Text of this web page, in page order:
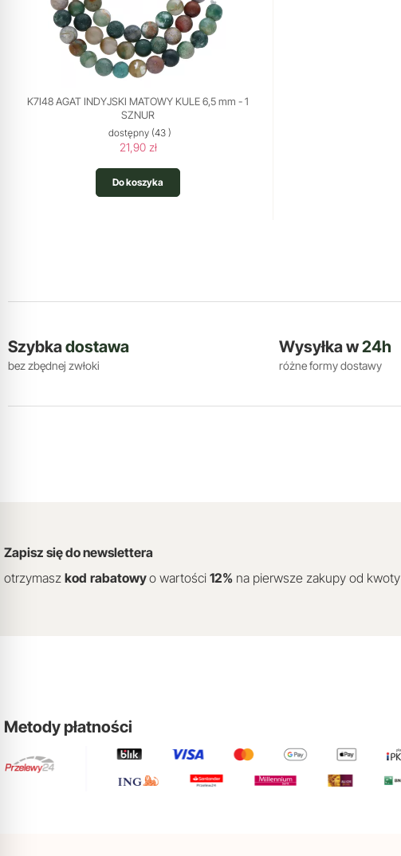
K7I48 AGAT INDYJSKI MATOWY KULE 6,5 mm - 1
SZNUR
dostępny (43 )
21,90 zł
Do koszyka
Szybkadostawa
bez zbędnej zwłoki
Wysyłka w24h
różne formy dostawy
Zapisz się do newslettera
otrzymasz kod rabatowyo wartości 12% na pierwsze zakupy od kwoty
Metody płatności